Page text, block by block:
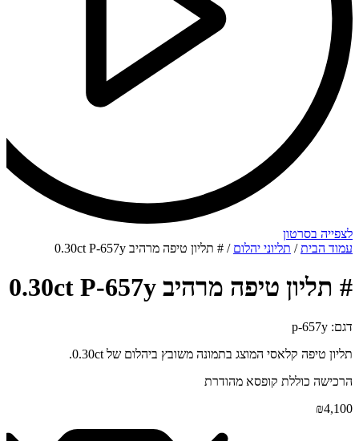
לצפייה בסרטון
עמוד הבית/ תליוני יהלום / # תליון טיפה מרהיב 0.30ct P-657y
# תליון טיפה מרהיב 0.30ct P-657y
דגם: p-657y
תליון טיפה קלאסי המוצג בתמונה משובץ ביהלום של 0.30ct.
הרכישה כוללת קופסא מהודרת
₪4,100